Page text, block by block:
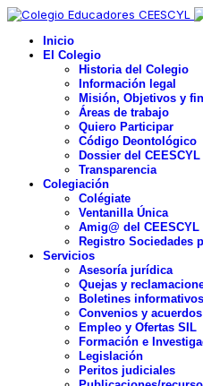
Inicio
El Colegio
Historia del Colegio
Información legal
Misión, Objetivos y
Áreas de trabajo
Quiero Participar
Código Deontológico
Dossier del CEESCYL
Transparencia
Colegiación
Colégiate
Ventanilla Única
Amig@ del CEESCYL
Registro Sociedades
Servicios
Asesoría jurídica
Quejas y
Boletines informativos
Convenios y acuerdos
Empleo y Ofertas SIL
Formación e
Legislación
Peritos judiciales